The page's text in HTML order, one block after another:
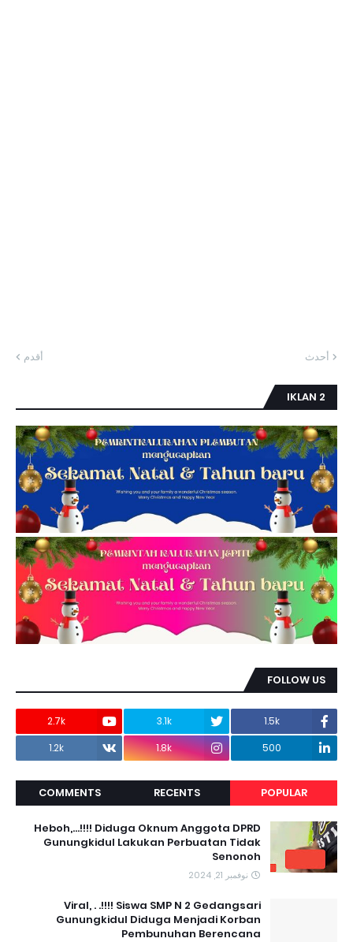
أحدث أقدم
IKLAN 2
FOLLOW US
1.5k
3.1k
2.7k
500
1.8k
1.2k
POPULAR
RECENTS
COMMENTS
Heboh,...!!!! Diduga Oknum Anggota DPRD
Gunungkidul Lakukan Perbuatan Tidak
Senonoh
نوفمبر 21, 2024
Viral, . .!!!! Siswa SMP N 2 Gedangsari
Gunungkidul Diduga Menjadi Korban
Pembunuhan Berencana